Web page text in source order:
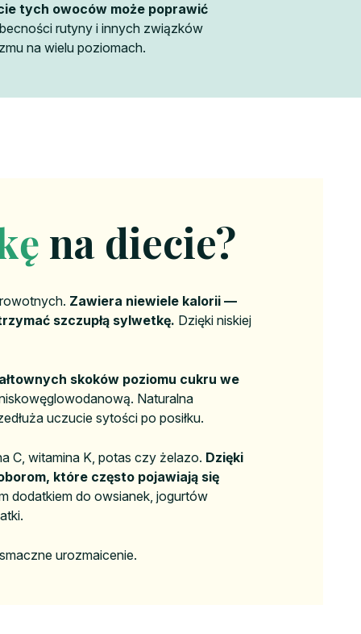
tych owoców może poprawić
rutyny i innych związków
na wielu poziomach.
na diecie?
Zawiera niewiele kalorii —
szczupłą sylwetkę. Dzięki niskiej
skoków poziomu cukru we
Naturalna
uczucie sytości po posiłku.
C, witamina K, potas czy żelazo. Dzięki
które często pojawiają się
dodatkiem do owsianek, jogurtów
urozmaicenie.